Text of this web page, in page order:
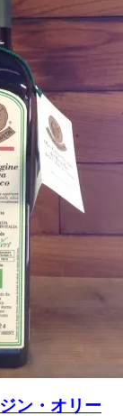
ン・オリー